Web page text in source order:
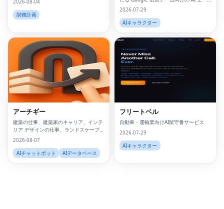
2026-08-04
財務計画
ジェント プラットフォーム。
2026-07-29
AIキャラクター
アーチギー
建築の仕事、建築家のキャリア、インテ
リア デザインの仕事、ランドスケープ
アーキテクトの仕事、BIM の仕事、都市
コンサルタントの仕事、建築環境の仕
事、建築の仕事
2026-08-07
AIチャットボット
AIデータベース
フリートベル
自動車・運輸業向けAI留守番サービス
2026-07-29
AIキャラクター